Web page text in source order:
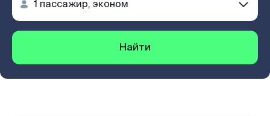
Найти